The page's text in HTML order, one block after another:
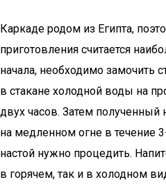
Каркаде родом из Египта,
приготовления считается
начала, необходимо замочить
в стакане холодной воды на
двух часов. Затем полученный
на медленном огне в течение
настой нужно процедить.
в горячем, так и в холодном